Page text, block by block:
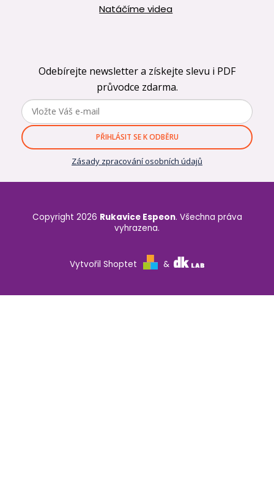
Natáčíme videa
Odebírejte newsletter a získejte slevu i PDF
průvodce zdarma.
PŘIHLÁSIT SE K ODBĚRU
Zásady zpracování osobních údajů
Vytvořil Shoptet &
Copyright 2026 Rukavice Espeon. Všechna práva
vyhrazena.